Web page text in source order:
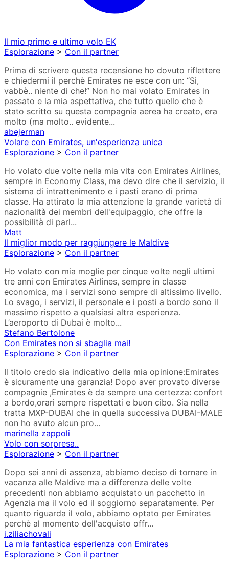
Il mio primo e ultimo volo EK
Esplorazione > Con il partner
Prima di scrivere questa recensione ho dovuto riflettere
e chiedermi il perchè Emirates ne esce con un: “Sì,
vabbè.. niente di che!” Non ho mai volato Emirates in
passato e la mia aspettativa, che tutto quello che è
stato scritto su questa compagnia aerea ha creato, era
molto (ma molto.. evidente...
abejerman
Volare con Emirates, un'esperienza unica
Esplorazione > Con il partner
Ho volato due volte nella mia vita con Emirates Airlines,
sempre in Economy Class, ma devo dire che il servizio, il
sistema di intrattenimento e i pasti erano di prima
classe. Ha attirato la mia attenzione la grande varietà di
nazionalità dei membri dell'equipaggio, che offre la
possibilità di parl...
Matt
Il miglior modo per raggiungere le Maldive
Esplorazione > Con il partner
Ho volato con mia moglie per cinque volte negli ultimi
tre anni con Emirates Airlines, sempre in classe
economica, ma i servizi sono sempre di altissimo livello.
Lo svago, i servizi, il personale e i posti a bordo sono il
massimo rispetto a qualsiasi altra esperienza.
L’aeroporto di Dubai è molto...
Stefano Bertolone
Con Emirates non si sbaglia mai!
Esplorazione > Con il partner
Il titolo credo sia indicativo della mia opinione:Emirates
è sicuramente una garanzia! Dopo aver provato diverse
compagnie ,Emirates è da sempre una certezza: confort
a bordo,orari sempre rispettati e buon cibo. Sia nella
tratta MXP-DUBAI che in quella successiva DUBAI-MALE
non ho avuto alcun pro...
marinella zappoli
Volo con sorpresa..
Esplorazione > Con il partner
Dopo sei anni di assenza, abbiamo deciso di tornare in
vacanza alle Maldive ma a differenza delle volte
precedenti non abbiamo acquistato un pacchetto in
Agenzia ma il volo ed il soggiorno separatamente. Per
quanto riguarda il volo, abbiamo optato per Emirates
perchè al momento dell'acquisto offr...
i.ziliachovali
La mia fantastica esperienza con Emirates
Esplorazione > Con il partner